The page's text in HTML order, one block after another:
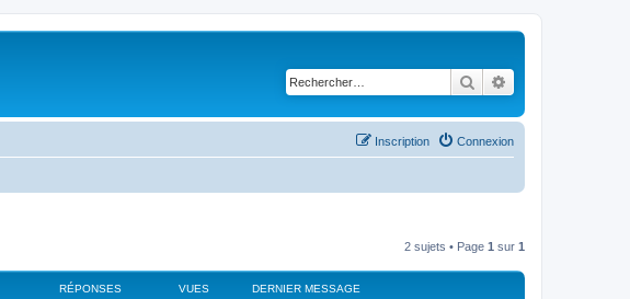
Rechercher
Connexion
Inscription
2 sujets • Page 1 sur 1
RÉPONSES VUES DERNIER MESSAGE